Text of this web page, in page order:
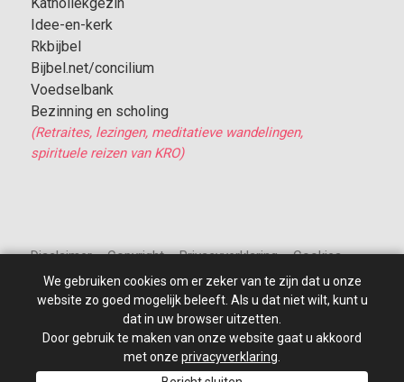
Idee-en-kerk
Rkbijbel
Bijbel.net/concilium
Voedselbank
Bezinning en scholing
(Retraites, lezingen, meditatieve wandelingen,
spirituele reizen van KRO)
Disclaimer – Copyright – Privacyverklaring – Cookies
© 2010 - 2026 St Jan de Doper – Alle rechten voorbehouden.
Site ontwikkeld door: PixelBroeder - Website realisatie door
MKSHOP
We gebruiken cookies om er zeker van te zijn dat u onze
website zo goed mogelijk beleeft. Als u dat niet wilt, kunt u
dat in uw browser uitzetten.
Door gebruik te maken van onze website gaat u akkoord
met onze privacyverklaring